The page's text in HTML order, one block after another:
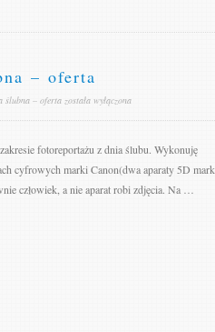
– oferta
ślubna – oferta została wyłączona
fotoreportażu z dnia ślubu. Wykonuję
cyfrowych marki Canon(dwa aparaty 5D mark
człowiek, a nie aparat robi zdjęcia. Na …